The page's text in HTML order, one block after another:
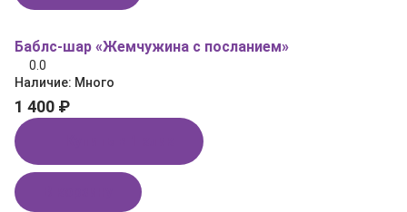
Баблс-шар «Жемчужина с посланием»
0.0
Наличие: Много
1 400 ₽